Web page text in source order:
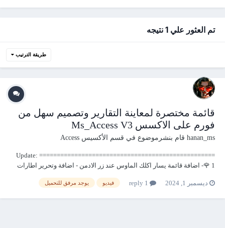
تم العثور علي 1 نتيجه
طريقة الترتيب
قائمة مختصرة لمعاينة التقارير وتصميم سهل من
فورم على الاكسس Ms_Access V3
hanan_ms قام بنشرموضوع في قسم الأكسيس Access
================================================== Update:
🌹 1- اضافة قائمة يسار اكلك الماوس عند زر الادمن - اضافة وتحرير اطارات
اضافة السابقة تجريبي 2- ( اضافة عرض مباشر للمستخدم للاطارا...
ديسمبر 1, 2024 فيديو يوجد مرفق للتحميل